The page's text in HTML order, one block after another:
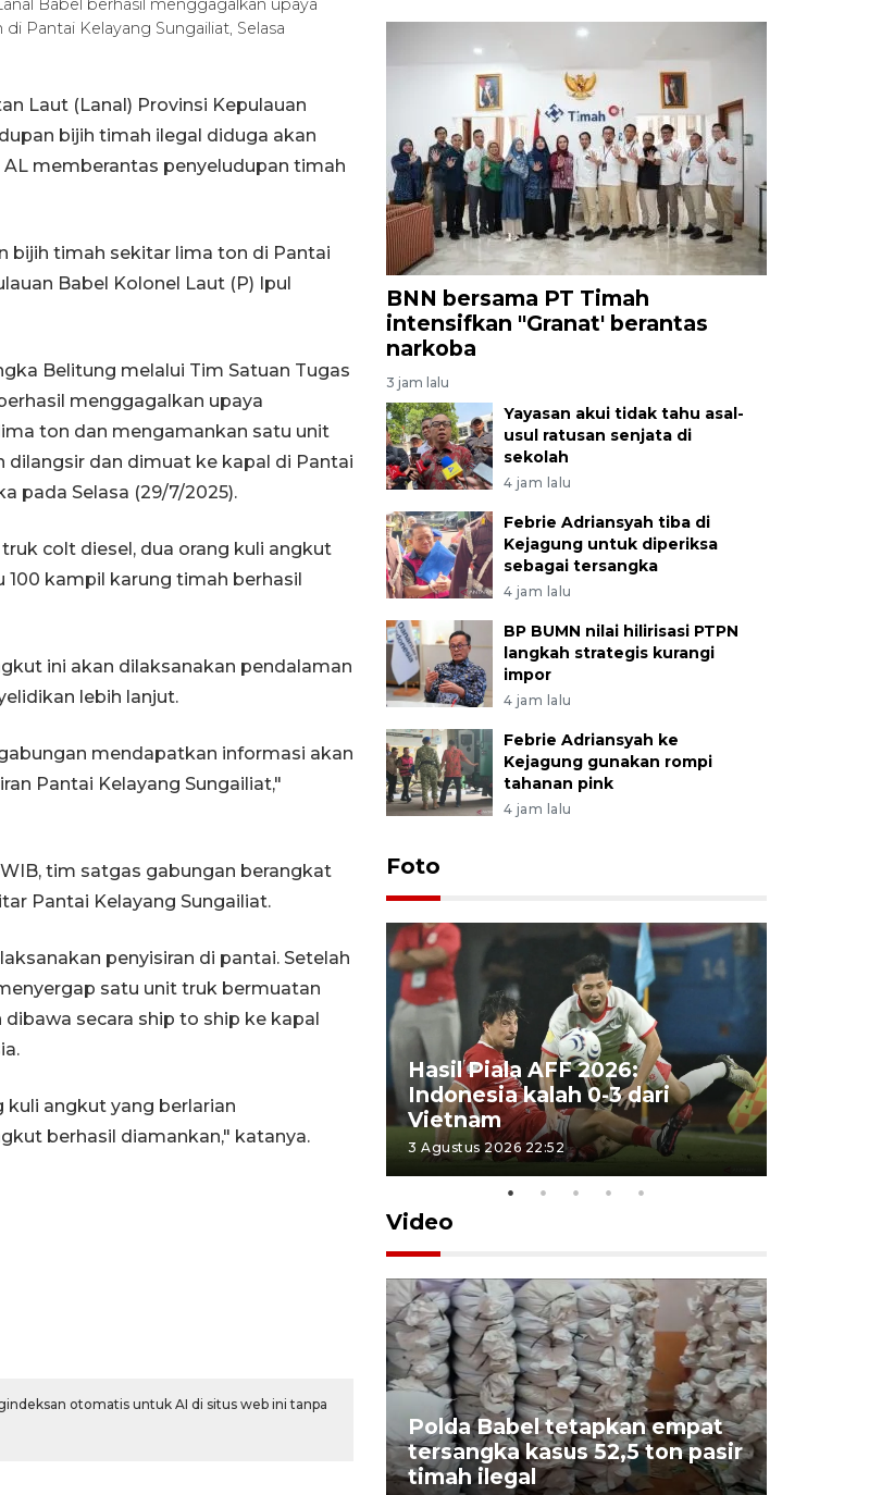
Babel berhasil menggagalkan upaya
Pantai Kelayang Sungailiat, Selasa
Laut (Lanal) Provinsi Kepulauan
bijih timah ilegal diduga akan
memberantas penyeludupan timah
bijih timah sekitar lima ton di Pantai
Babel Kolonel Laut (P) Ipul
Belitung melalui Tim Satuan Tugas
menggagalkan upaya
ton dan mengamankan satu unit
dan dimuat ke kapal di Pantai
pada Selasa (29/7/2025).
colt diesel, dua orang kuli angkut
kampil karung timah berhasil
ini akan dilaksanakan pendalaman
lebih lanjut.
mendapatkan informasi akan
Pantai Kelayang Sungailiat,"
tim satgas gabungan berangkat
Pantai Kelayang Sungailiat.
penyisiran di pantai. Setelah
satu unit truk bermuatan
secara ship to ship ke kapal
kuli angkut yang berlarian
berhasil diamankan," katanya.
otomatis untuk AI di situs web ini tanpa
BNN bersama PT Timah
intensifkan "Granat' berantas
narkoba
3 jam lalu
Yayasan akui tidak tahu asal-
usul ratusan senjata di
sekolah
4 jam lalu
Febrie Adriansyah tiba di
Kejagung untuk diperiksa
sebagai tersangka
4 jam lalu
BP BUMN nilai hilirisasi PTPN
langkah strategis kurangi
impor
4 jam lalu
Febrie Adriansyah ke
Kejagung gunakan rompi
tahanan pink
4 jam lalu
Foto
KemenHAM Babel Jalin Kerja
Sama
22 Juni 2026 16:35
Hasil Piala AFF 2026:
Indonesia kalah 0-3 dari
Vietnam
3 Agustus 2026 22:52
Video
Polda Babel tetapkan empat
tersangka kasus 52,5 ton pasir
timah ilegal